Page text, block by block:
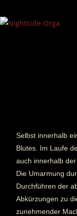
Selbst innerhalb
Blutes. Im Laufe
auch innerhalb
Die Umarmung
Durchführen der
Abkürzungen zu
zunehmender